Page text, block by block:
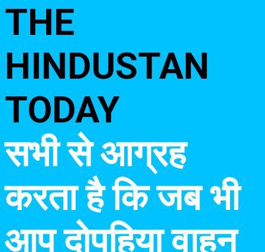
THE
HINDUSTAN
TODAY
सभी से आग्रह
करता है कि जब भी
आप दोपहिया वाहन